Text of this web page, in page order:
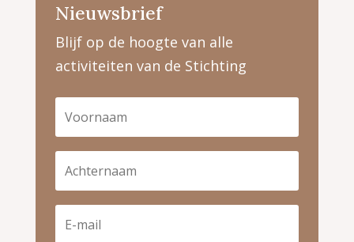
Nieuwsbrief
Blijf op de hoogte van alle
activiteiten van de Stichting